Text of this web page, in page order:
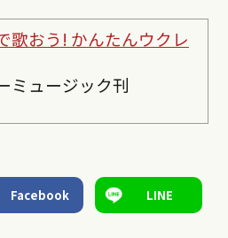
歌おう! かんたんウクレ
ミュージック刊
Facebook LINE